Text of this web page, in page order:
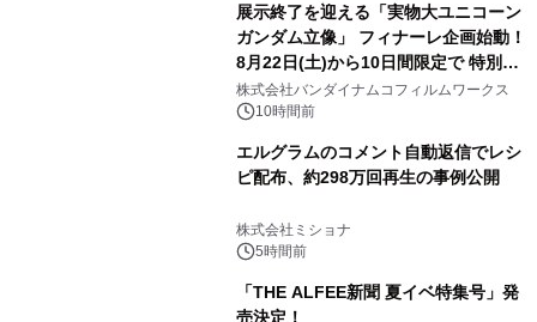
展示終了を迎える「実物大ユニコーン
ガンダム立像」 フィナーレ企画始動！
8月22日(土)から10日間限定で 特別映
像『UNICORN GUNDAM Statue ―
BEYOND POSSIBILITY ―』を上映！
株式会社バンダイナムコフィルムワークス
10時間前
エルグラムのコメント自動返信でレシ
ピ配布、約298万回再生の事例公開
株式会社ミショナ
5時間前
「THE ALFEE新聞 夏イベ特集号」発
売決定！